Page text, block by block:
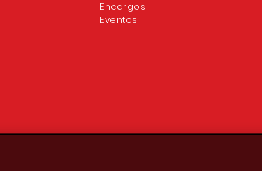
Encargos
Eventos